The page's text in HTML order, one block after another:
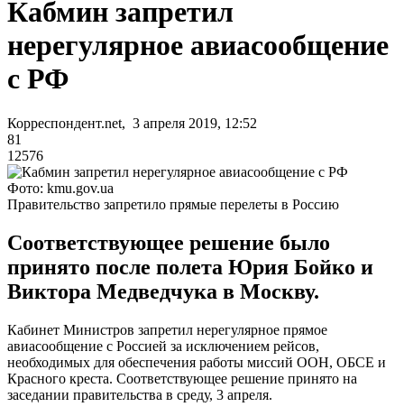
Кабмин запретил
нерегулярное авиасообщение
с РФ
Корреспондент.net, 3 апреля 2019, 12:52
81
12576
Фото: kmu.gov.ua
Правительство запретило прямые перелеты в Россию
Соответствующее решение было
принято после полета Юрия Бойко и
Виктора Медведчука в Москву.
Кабинет Министров запретил нерегулярное прямое
авиасообщение с Россией за исключением рейсов,
необходимых для обеспечения работы миссий ООН, ОБСЕ и
Красного креста. Соответствующее решение принято на
заседании правительства в среду, 3 апреля.